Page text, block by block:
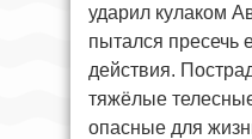
ударил кулаком
пытался пресечь
действия.
тяжёлые
опасные для